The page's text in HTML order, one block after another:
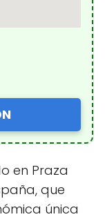
en Praza
que
única